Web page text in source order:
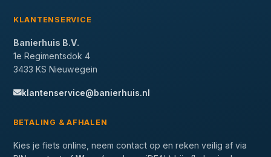
KLANTENSERVICE
Banierhuis B.V.
1e Regimentsdok 4
3433 KS Nieuwegein
klantenservice@banierhuis.nl
BETALING & AFHALEN
Kies je fiets online, neem contact op en reken veilig af via